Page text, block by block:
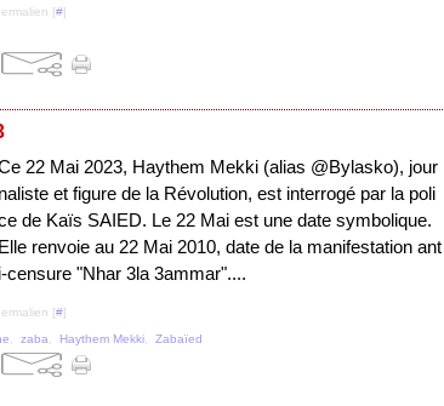
[#]
22 Mai 2023, Haythem Mekki (alias @Bylasko), jour
naliste et figure de la Révolution, est interrogé par la poli
de Kaïs SAIED. Le 22 Mai est une date symbolique.
Elle renvoie au 22 Mai 2010, date de la manifestation ant
i-censure "Nhar 3la 3ammar"....
[#]
zaba Haythem Mekki Zabaïed